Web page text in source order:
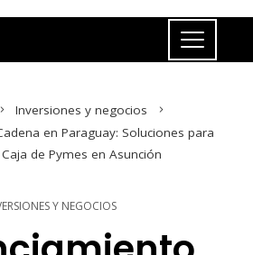
Inversiones y negocios
en Paraguay: Soluciones para
de Pymes en Asunción
Y NEGOCIOS